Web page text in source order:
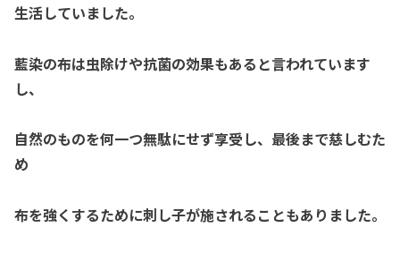
生活していました。
藍染の布は虫除けや抗菌の効果もあると言われています
し、
自然のものを何一つ無駄にせず享受し、最後まで慈しむた
め
布を強くするために刺し子が施されることもありました。